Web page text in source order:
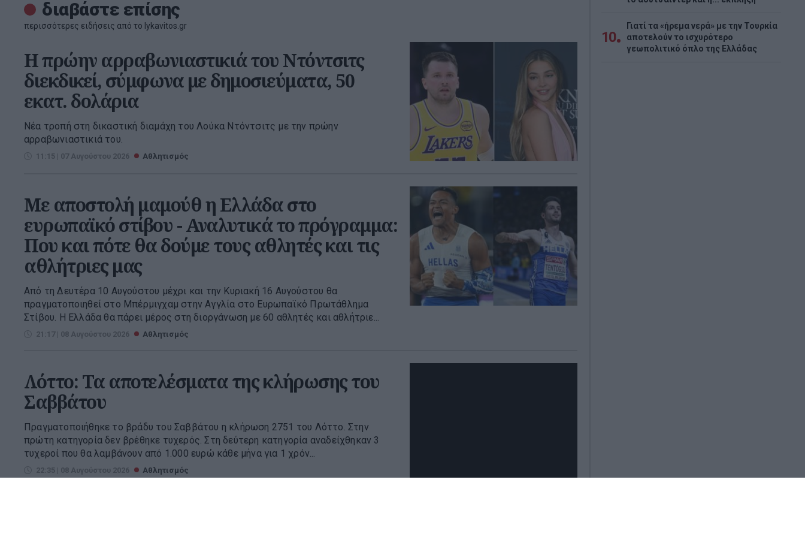
διαβάστε επίσης
περισσότερες ειδήσεις από το lykavitos.gr
Η πρώην αρραβωνιαστικιά του Ντόντσιτς
διεκδικεί, σύμφωνα με δημοσιεύματα, 50
εκατ. δολάρια
Νέα τροπή στη δικαστική διαμάχη του Λούκα Ντόντσιτς με την πρώην
αρραβωνιαστικιά του.
11:15 | 07 Αυγούστου 2026 Αθλητισμός
Με αποστολή μαμούθ η Ελλάδα στο
ευρωπαϊκό στίβου - Αναλυτικά το πρόγραμμα:
Που και πότε θα δούμε τους αθλητές και τις
αθλήτριες μας
Από τη Δευτέρα 10 Αυγούστου μέχρι και την Κυριακή 16 Αυγούστου θα
πραγματοποιηθεί στο Μπέρμιγχαμ στην Αγγλία στο Ευρωπαϊκό Πρωτάθλημα
Στίβου. Η Ελλάδα θα πάρει μέρος στη διοργάνωση με 60 αθλητές και αθλήτριε...
21:17 | 08 Αυγούστου 2026 Αθλητισμός
Λόττο: Τα αποτελέσματα της κλήρωσης του
Σαββάτου
Πραγματοποιήθηκε το βράδυ του Σαββάτου η κλήρωση 2751 του Λόττο. Στην
πρώτη κατηγορία δεν βρέθηκε τυχερός. Στη δεύτερη κατηγορία αναδείχθηκαν 3
τυχεροί που θα λαμβάνουν από 1.000 ευρώ κάθε μήνα για 1 χρόν...
22:35 | 08 Αυγούστου 2026 Αθλητισμός
10
Γιατί τα «ήρεμα νερά» με την Τουρκία
αποτελούν το ισχυρότερο
γεωπολιτικό όπλο της Ελλάδας